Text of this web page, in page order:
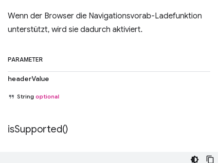
Wenn der Browser die Navigationsvorab-Ladefunktion
unterstützt, wird sie dadurch aktiviert.
PARAMETER
headerValue
String optional
isSupported()